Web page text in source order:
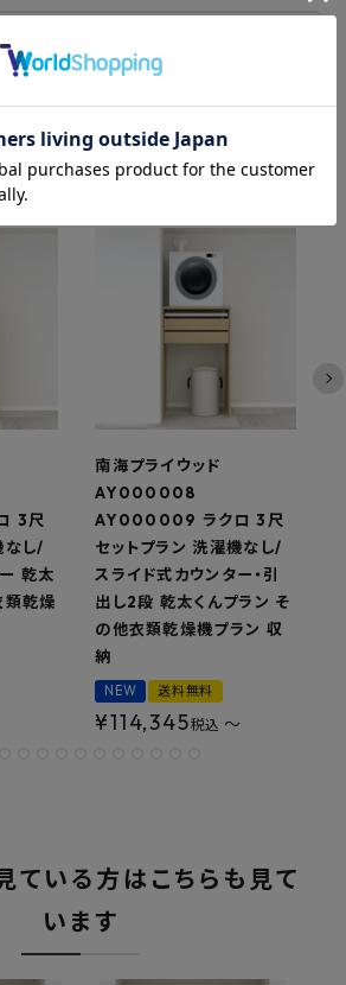
関連商品
3尺
なし/
乾太
類乾燥
南海プライウッド
AY000008
AY000009 ラクロ 3尺
セットプラン 洗濯機なし/
スライド式カウンター・引
出し2段 乾太くんプラン そ
の他衣類乾燥機プラン 収
納
NEW 送料無料
¥114,345税込 〜
ている方はこちらも見て
います